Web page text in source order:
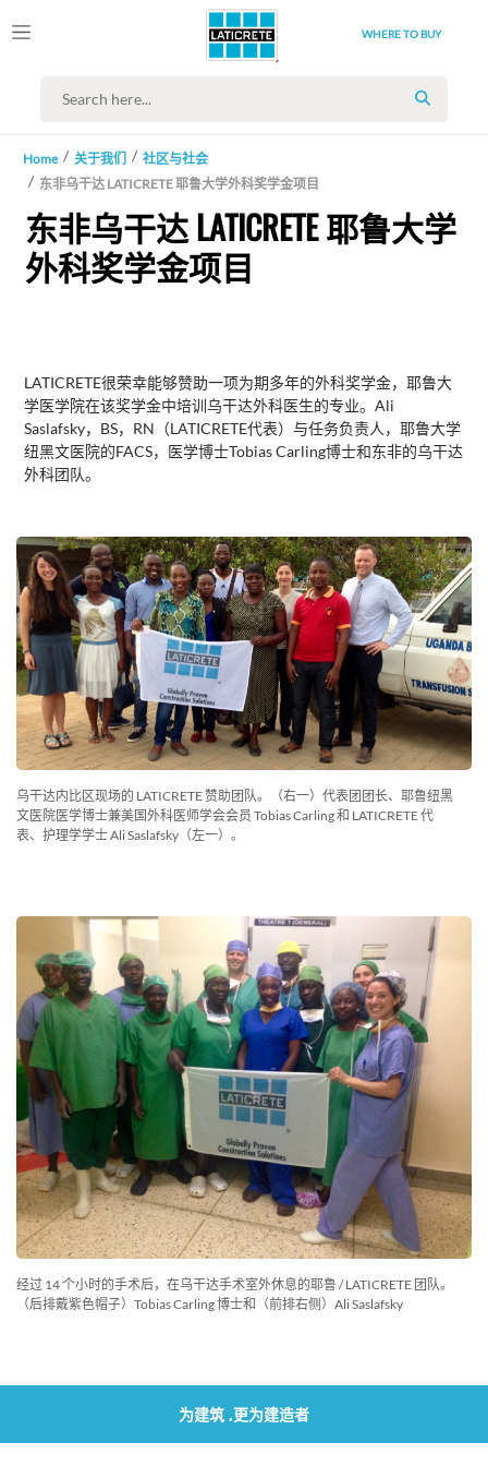
WHERE TO BUY
SEARCH
Home 关于我们
社区与社会
东非乌干达 LATICRETE 耶鲁大学外科奖学金项目
东非乌干达 LATICRETE 耶鲁大学
外科奖学金项目
LATICRETE很荣幸能够赞助一项为期多年的外科奖学金，耶鲁大
学医学院在该奖学金中培训乌干达外科医生的专业。Ali
Saslafsky，BS，RN（LATICRETE代表）与任务负责人，耶鲁大学
纽黑文医院的FACS，医学博士Tobias Carling博士和东非的乌干达
外科团队。
乌干达内比区现场的 LATICRETE 赞助团队。（右一）代表团团长、耶鲁纽黑
文医院医学博士兼美国外科医师学会会员 Tobias Carling 和 LATICRETE 代
表、护理学学士 Ali Saslafsky（左一）。
经过 14 个小时的手术后，在乌干达手术室外休息的耶鲁 / LATICRETE 团队。
（后排戴紫色帽子）Tobias Carling 博士和（前排右侧）Ali Saslafsky
为建筑 ,更为建造者